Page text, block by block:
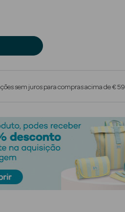
sem juros para compras acima de € 59.